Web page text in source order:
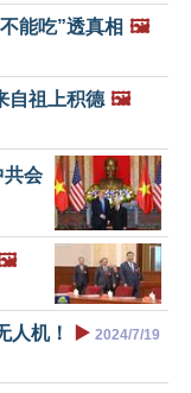
能吃”透真相 🖼️
自祖上积德 🖼️
共会
人机！ ▶️ 2024/7/19